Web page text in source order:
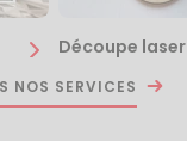
Découpe laser
NOS SERVICES